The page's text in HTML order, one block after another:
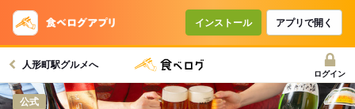
インストール アプリで開く
人形町駅グルメへ
ログイン
公式